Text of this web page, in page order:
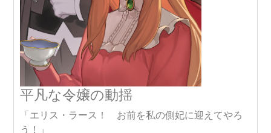
平凡な令嬢の動揺
「エリス・ラース！ お前を私の側妃に迎えてやろ
う！」